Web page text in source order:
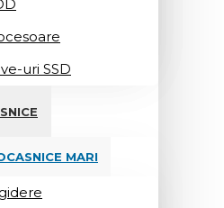
uri SSD
MARI